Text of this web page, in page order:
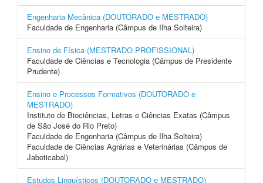
Engenharia Mecânica (DOUTORADO e MESTRADO)
Faculdade de Engenharia (Câmpus de Ilha Solteira)
Ensino de Física (MESTRADO PROFISSIONAL)
Faculdade de Ciências e Tecnologia (Câmpus de Presidente
Prudente)
Ensino e Processos Formativos (DOUTORADO e
MESTRADO)
Instituto de Biociências, Letras e Ciências Exatas (Câmpus
de São José do Rio Preto)
Faculdade de Engenharia (Câmpus de Ilha Solteira)
Faculdade de Ciências Agrárias e Veterinárias (Câmpus de
Jaboticabal)
Estudos Linguísticos (DOUTORADO e MESTRADO)